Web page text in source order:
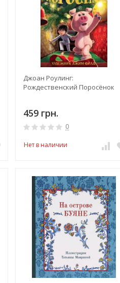
Джоан Роулинг:
Рождественский Поросёнок
459 грн.
0
Нет в наличии